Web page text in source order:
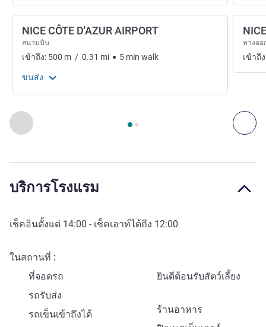
ก่อนหน้า - การเข้าถึงและระบบขนส่ง ถั
หน้า1 , การเข้าถึงและระบบขนส่ง 1 :, การเข้าถึงและระ
NICE CÔTE D'AZUR AIRPORT
สนามบิน
เข้าถึง: 500 m / 0.31 mi 5 min walk
ขนส่ง
ทางออ
เข้าถึ
บริการโรงแรม
เช็คอินตั้งแต่ 14:00 - เช็คเอาท์ได้ถึง 12:00
ในสถานที่
ที่จอดรถ
ยินดีต้อนรับสัตว์เลี้ยง
รถรับส่ง
ร้านอาหาร
รถเข็นเข้าถึงได้